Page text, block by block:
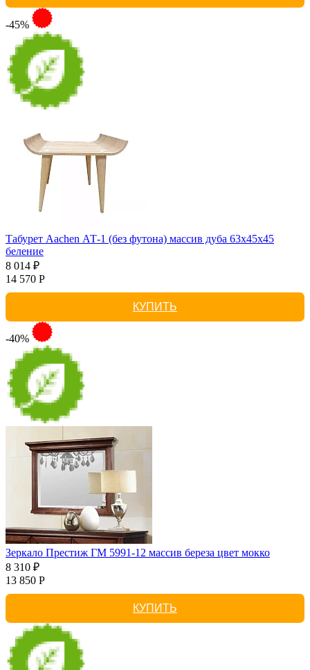
-45%
Табурет Aachen АТ-1 (без футона) массив дуба 63х45х45
беление
8 014 ₽
14 570 Р
КУПИТЬ
-40%
Зеркало Престиж ГМ 5991-12 массив береза цвет мокко
8 310 ₽
13 850 Р
КУПИТЬ